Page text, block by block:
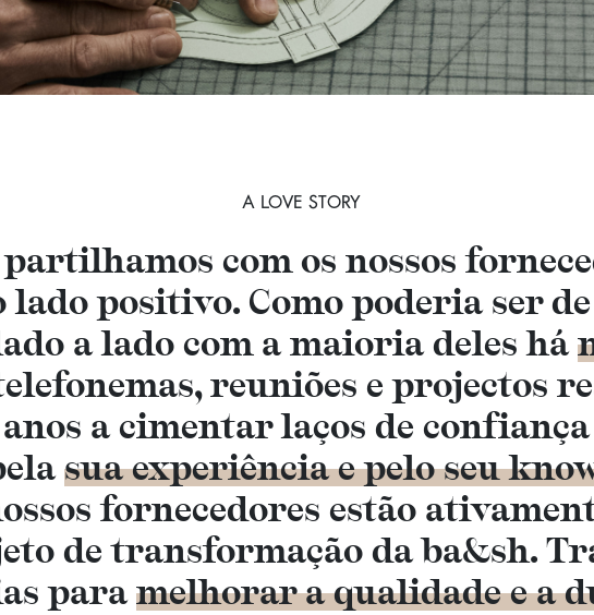
A LOVE STORY
com os nossos
lado positivo. Como poderia ser
a lado com a maioria deles há
reuniões e projectos
a cimentar laços de
sua experiência e pelo seu
fornecedores estão
de transformação da ba&sh.
para melhorar a qualidade e a